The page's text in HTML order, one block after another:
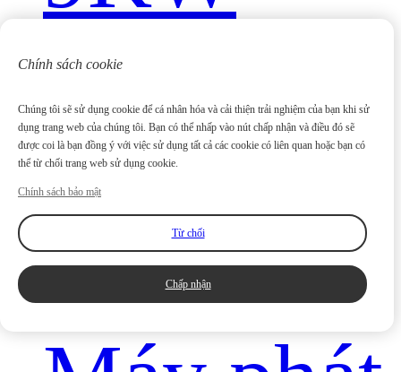
Chính sách cookie
Chúng tôi sẽ sử dụng cookie để cá nhân hóa và cải thiện trải nghiệm của bạn khi sử
dụng trang web của chúng tôi. Bạn có thể nhấp vào nút chấp nhận và điều đó sẽ
được coi là bạn đồng ý với việc sử dụng tất cả các cookie có liên quan hoặc bạn có
thể từ chối trang web sử dụng cookie.
Chính sách bảo mật
Từ chối
Chấp nhận